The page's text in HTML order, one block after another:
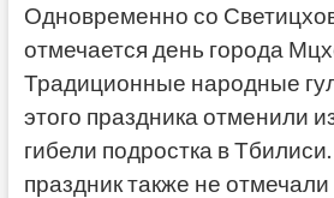
Одновременно со
отмечается день города
Традиционные народные
этого праздника отменили
гибели подростка в
праздник также не отмечали